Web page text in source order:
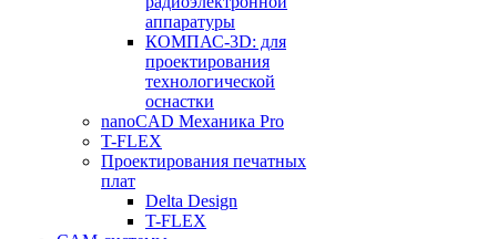
аппаратуры
КОМПАС-3D: для
проектирования
технологической
оснастки
nanoCAD Механика Pro
T-FLEX
Проектирования печатных
плат
Delta Design
T-FLEX